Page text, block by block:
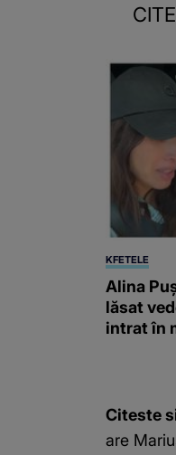
KFETELE
Alina
lăsat
intrat în
Citeste
are